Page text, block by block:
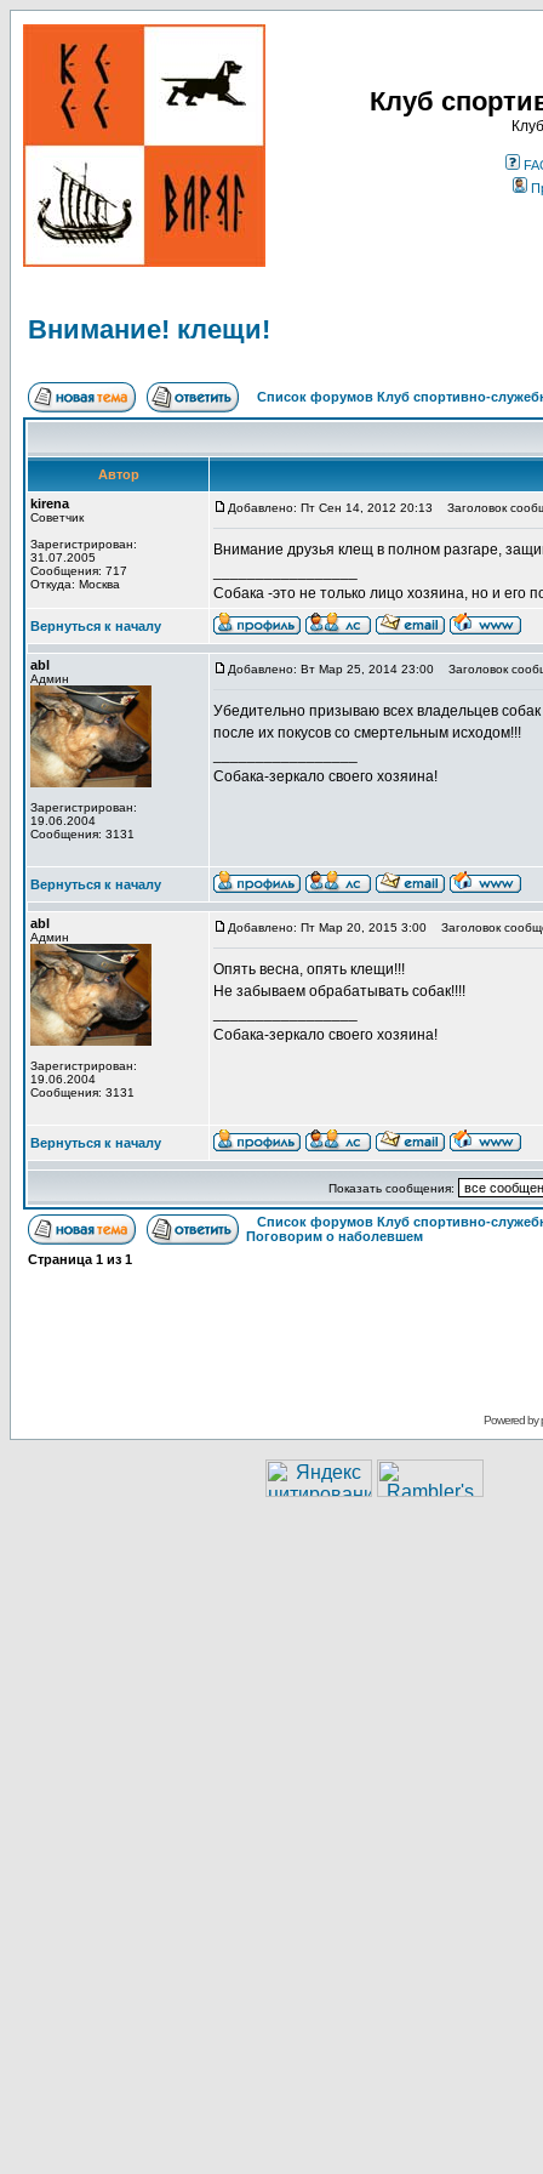
Клуб
Внимание! клещи!
Список форумов Клуб спортивно-
Автор
kirena
Советчик
Зарегистрирован:
31.07.2005
Сообщения: 717
Откуда: Москва
Добавлено: Пт Сен 14, 2012 20:13 Заголовок
Внимание друзья клещ в полном разгаре,
Собака -это не только лицо хозяина, но и его
Вернуться к началу
abl
Админ
Зарегистрирован:
19.06.2004
Сообщения: 3131
Добавлено: Вт Мар 25, 2014 23:00 Заголовок
Убедительно призываю всех владельцев
после их покусов со смертельным исходом!!!
Собака-зеркало своего хозяина!
Вернуться к началу
abl
Админ
Зарегистрирован:
19.06.2004
Сообщения: 3131
Добавлено: Пт Мар 20, 2015 3:00 Заголовок
Опять весна, опять клещи!!!
Не забываем обрабатывать собак!!!!
Собака-зеркало своего хозяина!
Вернуться к началу
Показать сообщения:
Список форумов Клуб спортивно-
Поговорим о наболевшем
Страница 1 из 1
Powered by